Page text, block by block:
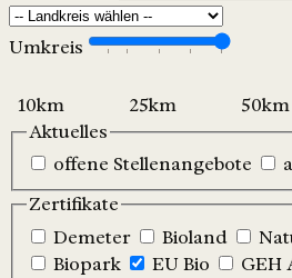
Umkreis
Aktuelles
offene Stellenangebote
Zertifikate
Demeter
Bioland
Biopark
EU Bio
GEH